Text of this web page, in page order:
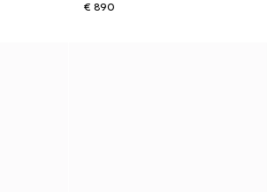
€ 890